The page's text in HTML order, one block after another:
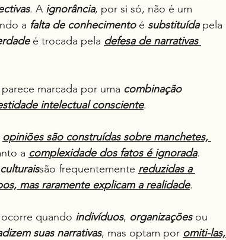
. A ignorância, por si só, não é um
a falta de conhecimento é substituída pela
é trocada pela defesa de narrativas
marcada por uma combinação
intelectual consciente.
opiniões são construídas sobre manchetes,
a complexidade dos fatos é ignorada.
culturaissão frequentemente reduzidas a
mas raramente explicam a realidade.
quando indivíduos, organizações ou
suas narrativas, mas optam por omiti-las,